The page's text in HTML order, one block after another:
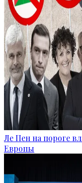
Ле Пен на пороге
Европы